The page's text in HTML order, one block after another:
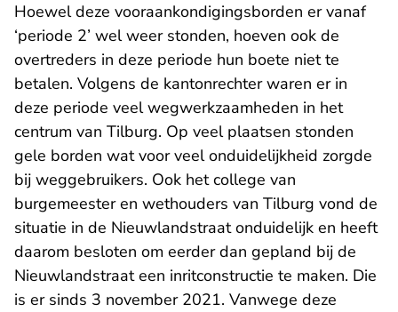
Hoewel deze vooraankondigingsborden er vanaf
‘periode 2’ wel weer stonden, hoeven ook de
overtreders in deze periode hun boete niet te
betalen. Volgens de kantonrechter waren er in
deze periode veel wegwerkzaamheden in het
centrum van Tilburg. Op veel plaatsen stonden
gele borden wat voor veel onduidelijkheid zorgde
bij weggebruikers. Ook het college van
burgemeester en wethouders van Tilburg vond de
situatie in de Nieuwlandstraat onduidelijk en heeft
daarom besloten om eerder dan gepland bij de
Nieuwlandstraat een inritconstructie te maken. Die
is er sinds 3 november 2021. Vanwege deze